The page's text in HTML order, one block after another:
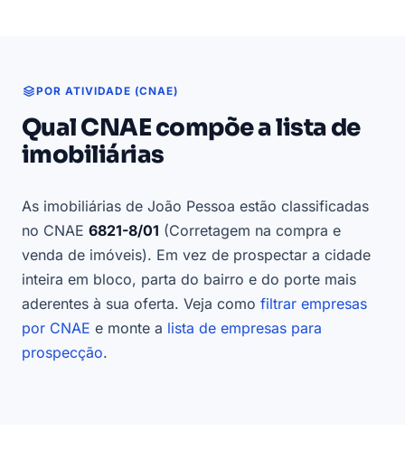
POR ATIVIDADE (CNAE)
Qual CNAE compõe a lista de
imobiliárias
As imobiliárias de João Pessoa estão classificadas
no CNAE 6821-8/01 (Corretagem na compra e
venda de imóveis). Em vez de prospectar a cidade
inteira em bloco, parta do bairro e do porte mais
aderentes à sua oferta. Veja como filtrar empresas
por CNAE e monte a lista de empresas para
prospecção.